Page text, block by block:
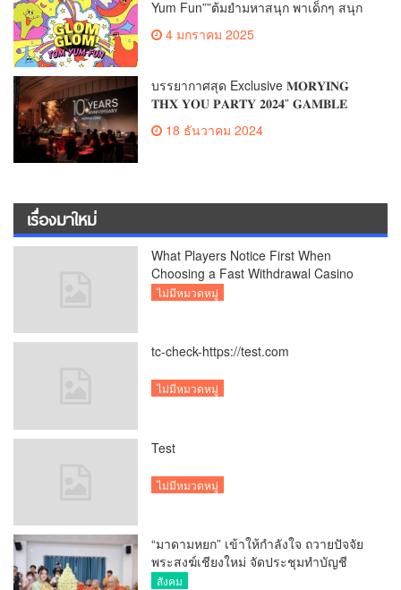
Yum Fun””ต้มยำมหาสนุก พาเด็กๆ สนุก
เด็กแห่งชาติ!”
4 มกราคม 2025
บรรยากาศสุด Exclusive 𝐌𝐎𝐑𝐘𝐈𝐍𝐆
𝐓𝐇𝐗 𝐘𝐎𝐔 𝐏𝐀𝐑𝐓𝐘 𝟐𝟎𝟐𝟒” 𝐆𝐀𝐌𝐁𝐋𝐄
18 ธันวาคม 2024
เรื่องมาใหม่
What Players Notice First When
Choosing a Fast Withdrawal Casino
UK
ไม่มีหมวดหมู่
tc-check-https://test.com
ไม่มีหมวดหมู่
Test
ไม่มีหมวดหมู่
“มาดามหยก” เข้าให้กำลังใจ ถวายปัจจัย
พระสงฆ์เชียงใหม่ จัดประชุมทำบัญชี
รายรับรายจ่ายของวัด กว่า 300 รูป ที่วัด
สังคม